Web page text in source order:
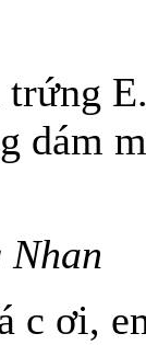
trứng
dám
c ơi,